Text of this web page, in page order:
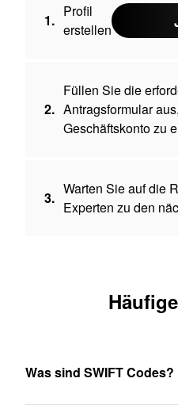
1.
Profil
erstellen
2.
Füllen Sie die
Antragsformular
Geschäftskonto zu
3.
Warten Sie auf die
Experten zu den
Was sind SWIFT Codes?